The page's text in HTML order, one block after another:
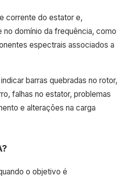
corrente do estator e,
no domínio da frequência, como
espectrais associados a
barras quebradas no rotor,
falhas no estator, problemas
e alterações na carga
o objetivo é